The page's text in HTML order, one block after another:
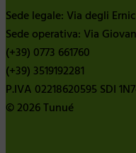
Sede legale: Via degli
Sede operativa: Via
(+39) 0773 661760
(+39) 3519192281
P.IVA 02218620595 SDI
© 2026 Tunué